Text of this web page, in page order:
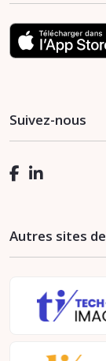
Suivez-nous
Autres sites